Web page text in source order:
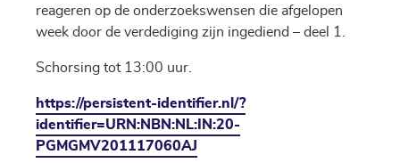
reageren op de onderzoekswensen die afgelopen
week door de verdediging zijn ingediend – deel 1.
Schorsing tot 13:00 uur.
https://persistent-identifier.nl/?
identifier=URN:NBN:NL:IN:20-
PGMGMV201117060AJ